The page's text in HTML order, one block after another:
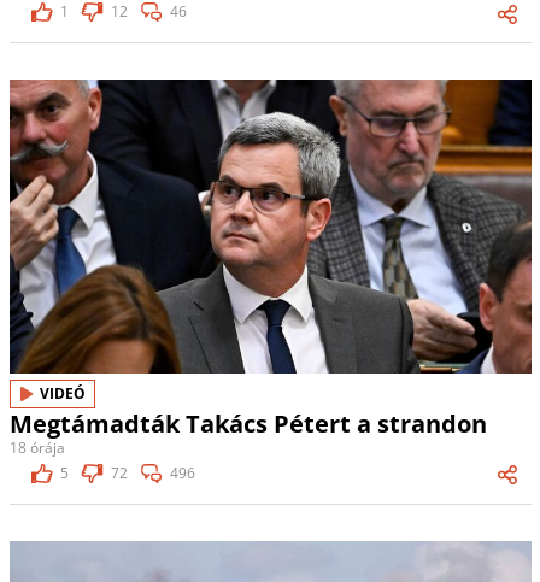
1
12 46
VIDEÓ
Megtámadták Takács Pétert a strandon
18 órája
5
72 496